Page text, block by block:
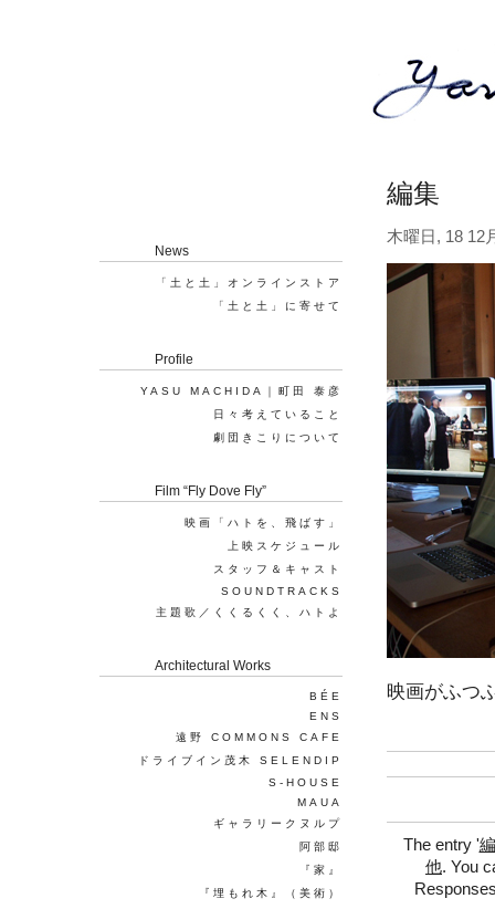
編集
木曜日, 18 12
映画がふつ
The entry '
他. You
News
「土と土」オンラインストア
「土と土」に寄せて
Profile
YASU MACHIDA｜町田 泰彦
日々考えていること
劇団きこりについて
Film “Fly Dove Fly”
映画「ハトを、飛ばす」
上映スケジュール
スタッフ＆キャスト
SOUNDTRACKS
主題歌／くくるくく、ハトよ
Architectural Works
BÉE
ENS
遠野 COMMONS CAFE
ドライブイン茂木 SELENDIP
S-HOUSE
MAUA
ギャラリークヌルプ
阿部邸
『家』
『埋もれ木』（美術）